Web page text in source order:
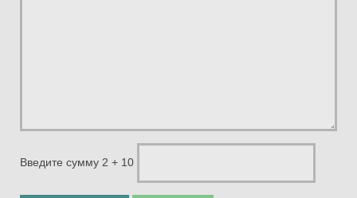
Введите сумму 2 + 10